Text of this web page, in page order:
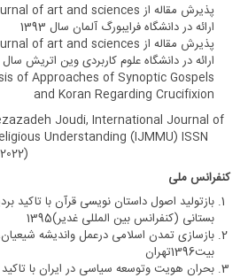
پذیرش مقاله از of art and sciences
ارائه در دانشگاه فرایبورگ آلمان سال 1393
پذیرش مقاله از of art and sciences
ارائه در دانشگاه علوم کاربردی وین اتریش سال 1394-93
of Approaches of Synoptic Gospels
and Koran Regarding Crucifixion
Joudi, International Journal of
Understanding (IJMMU) ISSN
کنفرانس ملی
بازتولید اصول داستان نویسی قرآن با تاکید
بستانی (کنفرانس بین المللی غدیر)1395
بازسازی تمدن اسلامی درعمل واندیشه
بیت1396تهران
بحران هویت وتوسعه سیاسی در ایران با